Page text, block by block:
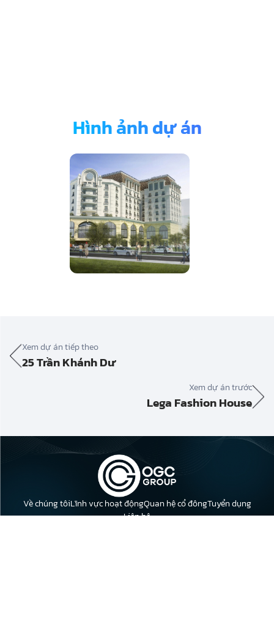
Hình ảnh dự án
Xem dự án tiếp theo
25 Trần Khánh Dư
Xem dự án trước
Lega Fashion House
Về chúng tôiLĩnh vực hoạt độngQuan hệ cổ đôngTuyển dụng
Liên hệ